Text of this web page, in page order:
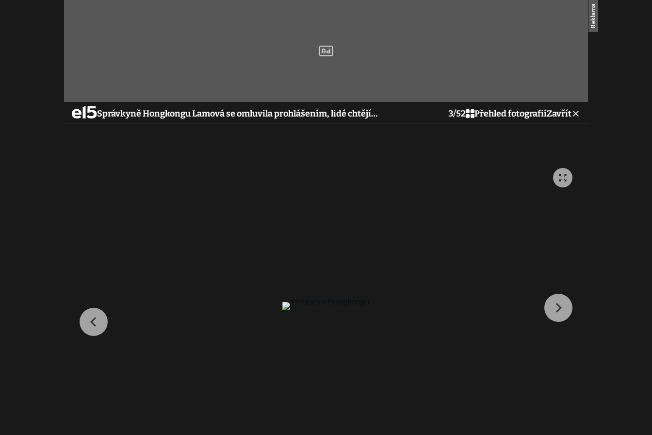
Správkyně Hongkongu Lamová se omluvila prohlášením, lidé chtějí… 3/52 Přehled fotografiíZavřít